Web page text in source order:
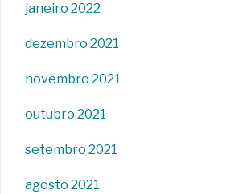
janeiro 2022
dezembro 2021
novembro 2021
outubro 2021
setembro 2021
agosto 2021